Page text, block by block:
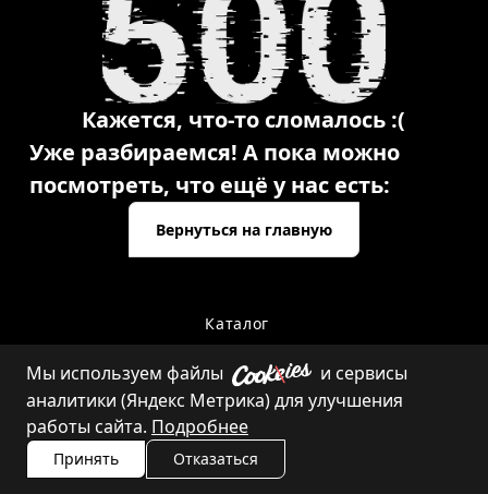
Кажется, что-то сломалось :(
Уже разбираемся! А пока можно
посмотреть, что ещё у нас есть:
Вернуться на главную
Каталог
Контакты
Мы используем файлы
и сервисы
аналитики (Яндекс Метрика) для улучшения
работы сайта. Подробнее
Принять Отказаться